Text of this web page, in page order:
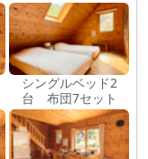
シングルベッド2
台 布団7セット